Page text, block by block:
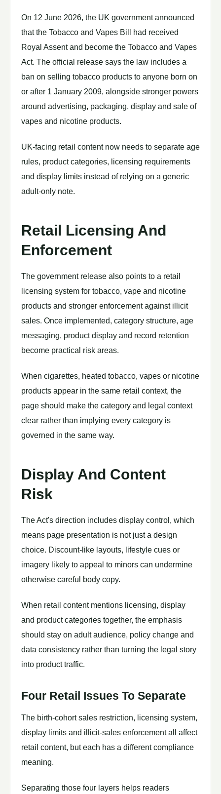
On 12 June 2026, the UK government announced
that the Tobacco and Vapes Bill had received
Royal Assent and become the Tobacco and Vapes
Act. The official release says the law includes a
ban on selling tobacco products to anyone born on
or after 1 January 2009, alongside stronger powers
around advertising, packaging, display and sale of
vapes and nicotine products.
UK-facing retail content now needs to separate age
rules, product categories, licensing requirements
and display limits instead of relying on a generic
adult-only note.
Retail Licensing And
Enforcement
The government release also points to a retail
licensing system for tobacco, vape and nicotine
products and stronger enforcement against illicit
sales. Once implemented, category structure, age
messaging, product display and record retention
become practical risk areas.
When cigarettes, heated tobacco, vapes or nicotine
products appear in the same retail context, the
page should make the category and legal context
clear rather than implying every category is
governed in the same way.
Display And Content
Risk
The Act's direction includes display control, which
means page presentation is not just a design
choice. Discount-like layouts, lifestyle cues or
imagery likely to appeal to minors can undermine
otherwise careful body copy.
When retail content mentions licensing, display
and product categories together, the emphasis
should stay on adult audience, policy change and
data consistency rather than turning the legal story
into product traffic.
Four Retail Issues To Separate
The birth-cohort sales restriction, licensing system,
display limits and illicit-sales enforcement all affect
retail content, but each has a different compliance
meaning.
Separating those four layers helps readers